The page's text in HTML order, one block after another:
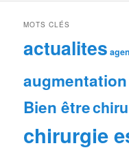
MOTS CLÉS
actualites
Bien être
chirurgie